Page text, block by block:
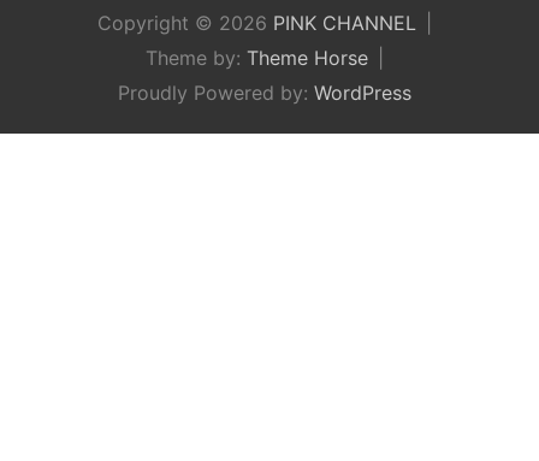
Copyright © 2026 PINK CHANNEL
Theme by: Theme Horse
Proudly Powered by: WordPress